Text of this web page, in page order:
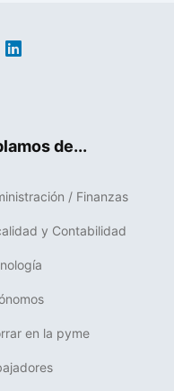
de...
/ Finanzas
y Contabilidad
en la pyme